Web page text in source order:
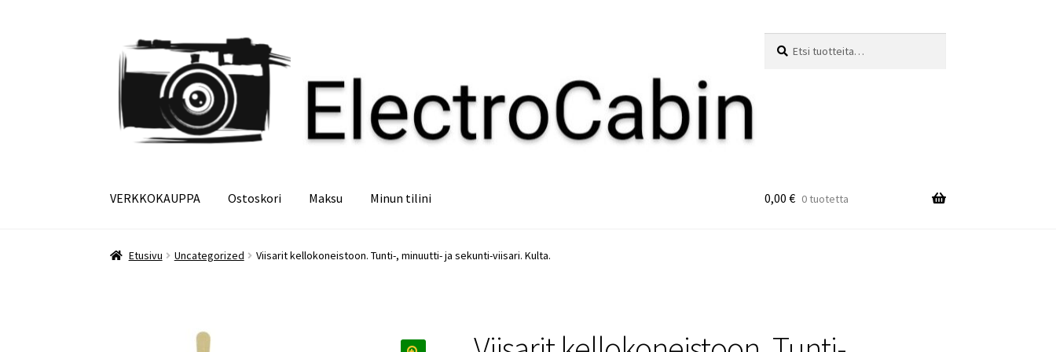
Siirry
navigointiin
Siirry
sisältöön
VERKKOKAUPPA Ostoskori Maksu Minun tilini
Etusivu Maksu Minun tilini Ostoskori
0,00 € 0 tuotetta
Etusivu Uncategorized Viisarit kellokoneistoon. Tunti-, minuutti- ja sekunti-viisari. Kulta.